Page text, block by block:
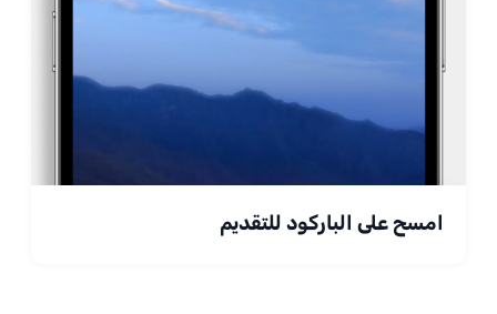
امسح على الباركود للتقديم